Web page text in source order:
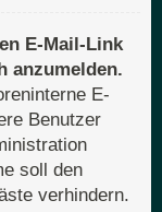
E-Mail-Link
anzumelden.
E-
Benutzer
soll den
verhindern.